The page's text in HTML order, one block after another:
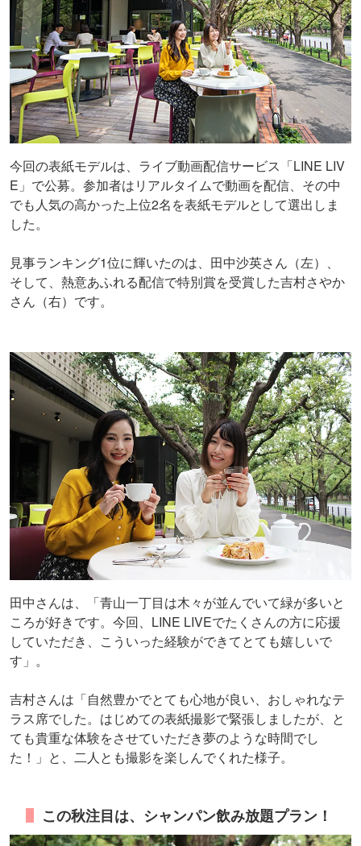
今回の表紙モデルは、ライブ動画配信サービス「LINE LIV
E」で公募。参加者はリアルタイムで動画を配信、その中
でも人気の高かった上位2名を表紙モデルとして選出しま
した。
見事ランキング1位に輝いたのは、田中沙英さん（左）、
そして、熱意あふれる配信で特別賞を受賞した吉村さやか
さん（右）です。
田中さんは、「青山一丁目は木々が並んでいて緑が多いと
ころが好きです。今回、LINE LIVEでたくさんの方に応援
していただき、こういった経験ができてとても嬉しいで
す」。
吉村さんは「自然豊かでとても心地が良い、おしゃれなテ
ラス席でした。はじめての表紙撮影で緊張しましたが、と
ても貴重な体験をさせていただき夢のような時間でし
た！」と、二人とも撮影を楽しんでくれた様子。
この秋注目は、シャンパン飲み放題プラン！